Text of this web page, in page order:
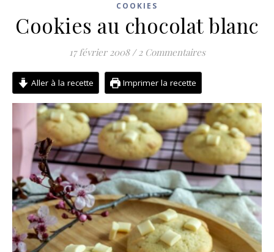
COOKIES
Cookies au chocolat blanc
17 février 2008 / 2 Commentaires
Aller à la recette Imprimer la recette